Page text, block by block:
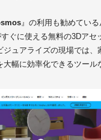
』の利用も勧めている
ぐに使える無料の3Dアセ
ジュアライズの現場では、
幅に効率化できるツール